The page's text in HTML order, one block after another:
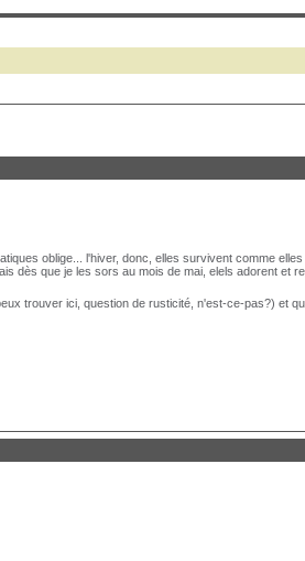
oblige... l'hiver, donc, elles survivent comme
dès que je les sors au mois de mai, elels adorent et
trouver ici, question de rusticité, n'est-ce-pas?) et